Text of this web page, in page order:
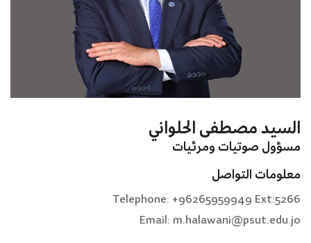
السيد مصطفى الحلواني
مسؤول صوتيات ومرئيات
معلومات التواصل
Telephone: +96265959949 Ext:5266
Email: m.halawani@psut.edu.jo